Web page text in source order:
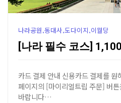
나라공원,동대사,도다이지,이월당
카드 결제 안내 신용카드 결제를
페이지의 [마이리얼트립 주문] 버
바랍니다…